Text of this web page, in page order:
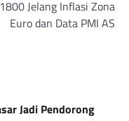
Jelang Inflasi Zona
Euro dan Data PMI AS
Jadi Pendorong